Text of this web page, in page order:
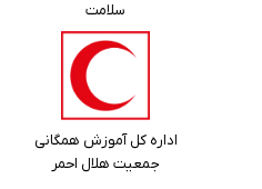
سلامت
اداره کل آموزش همگانی
جمعیت هلال احمر